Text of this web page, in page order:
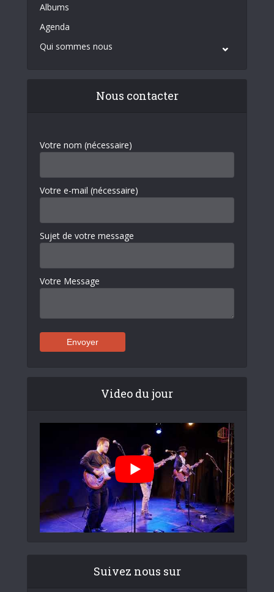
Albums
Agenda
Qui sommes nous
Nous contacter
Votre nom (nécessaire)
Votre e-mail (nécessaire)
Sujet de votre message
Votre Message
Video du jour
Suivez nous sur